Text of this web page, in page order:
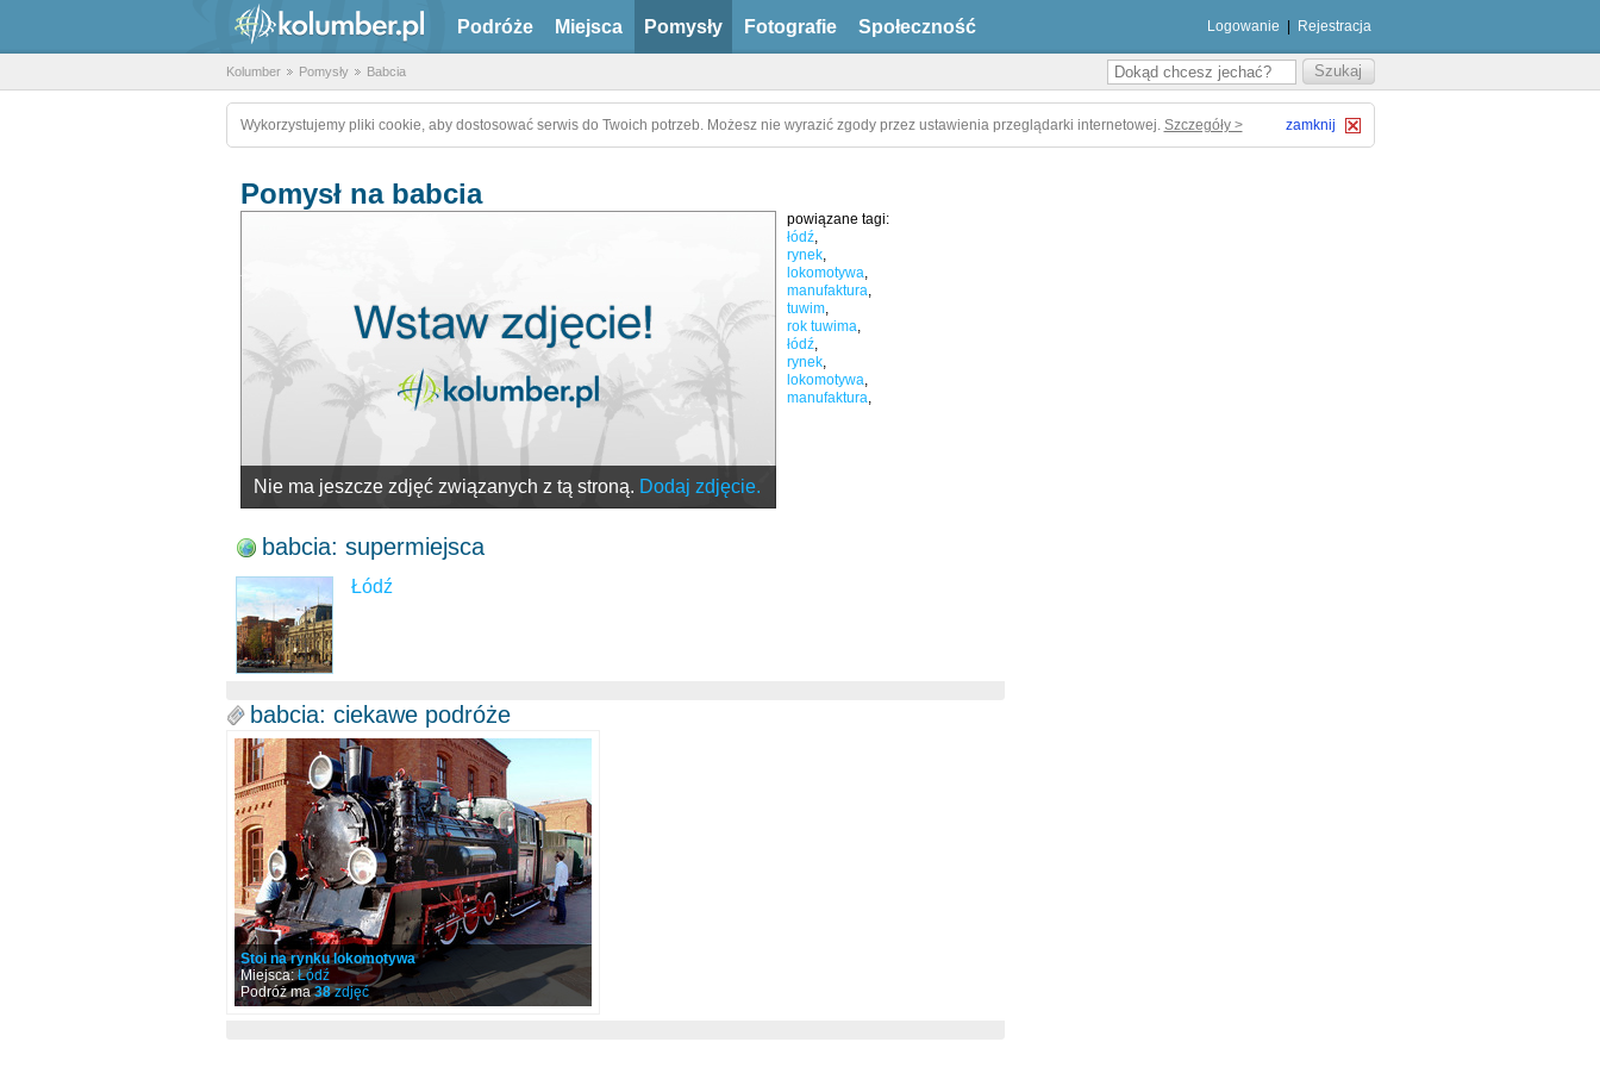
Podróże Miejsca Pomysły Fotografie Społeczność Logowanie Rejestracja
Kolumber Pomysły Babcia
Wykorzystujemy pliki cookie, aby dostosować serwis do Twoich potrzeb. Możesz nie wyrazić zgody przez ustawienia przeglądarki internetowej. Szczegóły > zamknij
Pomysł na babcia
powiązane tagi:
łódź,
rynek,
lokomotywa,
manufaktura,
tuwim,
rok tuwima,
łódź,
rynek,
lokomotywa,
manufaktura,
Nie ma jeszcze zdjęć związanych z tą stroną. Dodaj zdjęcie.
babcia: supermiejsca
Łódź
babcia: ciekawe podróże
Stoi na rynku lokomotywa
Miejsca:Łódź
Podróż ma38zdjęć